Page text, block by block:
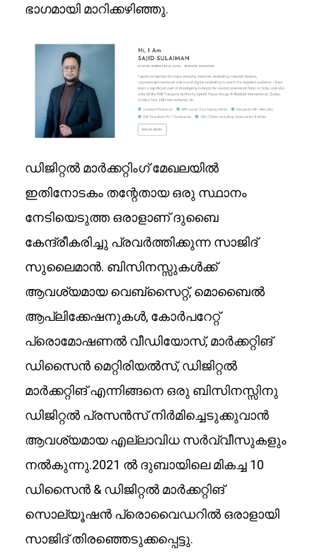
ഭാഗമായി മാറിക്കഴിഞ്ഞു.
ഡിജിറ്റൽ മാർക്കറ്റിംഗ് മേഖലയിൽ
ഇതിനോടകം തന്റേതായ ഒരു സ്ഥാനം
നേടിയെടുത്ത ഒരാളാണ് ദുബൈ
കേന്ദ്രീകരിച്ചു പ്രവർത്തിക്കുന്ന സാജിദ്
സുലൈമാൻ. ബിസിനസ്സുകൾക്ക്
ആവശ്യമായ വെബ്സൈറ്റ്, മൊബൈൽ
ആപ്ലിക്കേഷനുകൾ, കോർപറേറ്റ്
പ്രൊമോഷണൽ വീഡിയോസ്, മാർക്കറ്റിങ്
ഡിസൈൻ മെറ്റിരിയൽസ്‌, ഡിജിറ്റൽ
മാർക്കറ്റിങ് എന്നിങ്ങനെ ഒരു ബിസിനസ്സിനു
ഡിജിറ്റൽ പ്രസൻസ് നിർമിച്ചെടുക്കുവാൻ
ആവശ്യമായ എല്ലാവിധ സർവ്വീസുകളും
നൽകുന്നു.2021 ൽ ദുബായിലെ മികച്ച 10
ഡിസൈൻ & ഡിജിറ്റൽ മാർക്കറ്റിങ്
സൊല്യൂഷൻ പ്രൊവൈഡറിൽ ഒരാളായി
സാജിദ് തിരഞ്ഞെടുക്കപ്പെട്ടു.